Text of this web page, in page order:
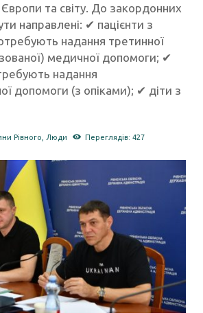
Європи та світу. До закордонних
направлені: ✔ пацієнти з
надання третинної
медичної допомоги; ✔
надання
допомоги (з опіками); ✔ діти з
Рівного Люди Переглядів: 427